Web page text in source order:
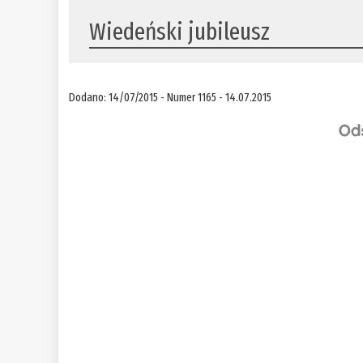
Wiedeński jubileusz
Dodano: 14/07/2015 - Numer 1165 - 14.07.2015